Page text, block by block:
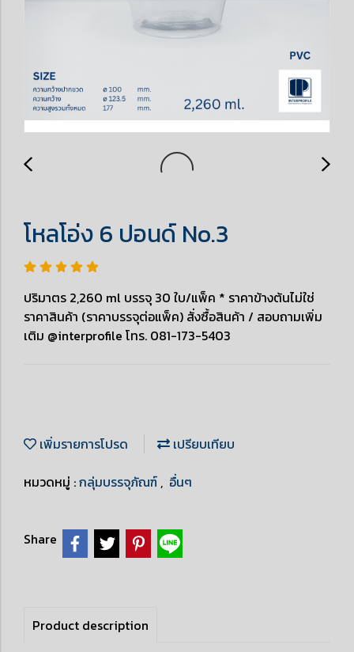
โหลโอ่ง 6 ปอนด์ No.3
ปริมาตร 2,260 ml บรรจุ 30 ใบ/แพ็ค * ราคาข้างต้นไม่ใช่
ราคาสินค้า (ราคาบรรจุต่อแพ็ค) สั่งซื้อสินค้า / สอบถามเพิ่ม
เติม @interprofile โทร. 081-173-5403
เพิ่มรายการโปรด
เปรียบเทียบ
หมวดหมู่ :กลุ่มบรรจุภัณฑ์ , อื่นๆ
Share
Product description